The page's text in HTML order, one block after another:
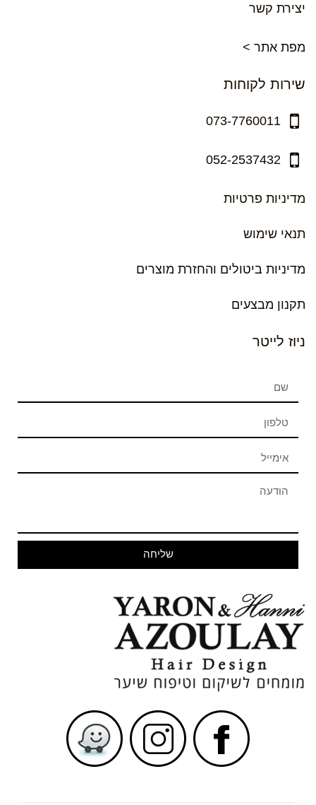
יצירת קשר
מפת אתר >
שירות לקוחות
073-7760011
052-2537432
מדיניות פרטיות
תנאי שימוש
מדיניות ביטולים והחזרת מוצרים
תקנון מבצעים
ניוז לייטר
שליחה